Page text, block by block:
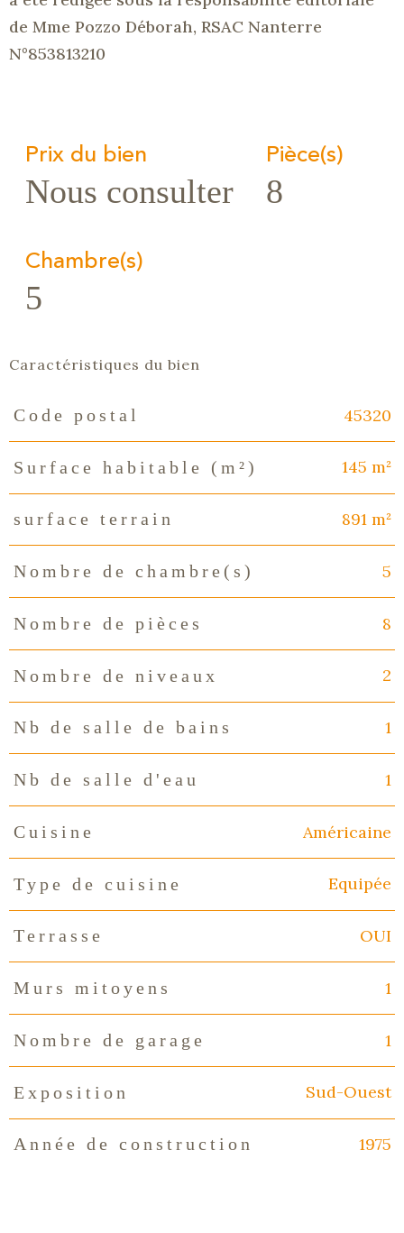
de Mme Pozzo Déborah, RSAC Nanterre
N°853813210
Prix du bien
Nous consulter
Pièce(s)
8
Chambre(s)
5
Caractéristiques du bien
Caractéristiques
Code postal 45320
Surface habitable (m²) 145 m²
surface terrain 891 m²
Nombre de chambre(s) 5
Nombre de pièces 8
Nombre de niveaux 2
Nb de salle de bains 1
Nb de salle d'eau 1
Cuisine Américaine
Type de cuisine Equipée
Terrasse OUI
Murs mitoyens 1
Nombre de garage 1
Exposition Sud-Ouest
Année de construction 1975